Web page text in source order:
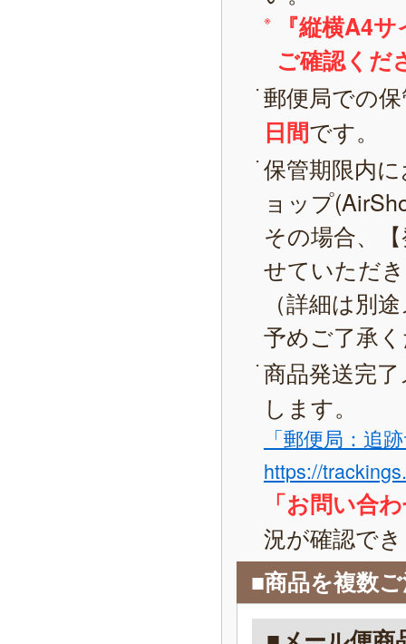
『縦横A4
ご確認くだ
郵便局での
日間です。
保管期限内
ョップ
その場合、
せていただ
（詳細は別
予めご了承
商品発送完
します。
「郵便局：追
https://
「お問い合
況が確認で
■商品を複数